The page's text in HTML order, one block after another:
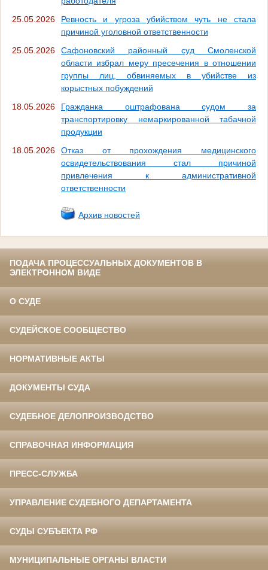
25.05.2026
Ревность и угроза убийством чуть не стала
причиной уголовной ответственности
25.05.2026
Сафоновский районный суд Смоленской
области избрал меру пресечения в отношении
группы лиц, обвиняемых в убийстве из
корыстных побуждений
18.05.2026
Гражданка оштрафована судом за
транспортировку немаркированной табачной
продукции
18.05.2026
Отказ от прохождения медицинского
освидетельствования стал причиной
привлечения к административной
ответственности
Архив новостей
ПОДАЧА ПРОЦЕССУАЛЬНЫХ ДОКУМЕНТОВ В
ЭЛЕКТРОННОМ ВИДЕ
О СУДЕ
СУДЕЙСКОЕ СООБЩЕСТВО
НОРМАТИВНЫЕ АКТЫ
ДОКУМЕНТЫ СУДА
СУДЕБНОЕ ДЕЛОПРОИЗВОДСТВО
СПРАВОЧНАЯ ИНФОРМАЦИЯ
ПРЕСС-СЛУЖБА
УПРАВЛЕНИЕ СУДЕБНОГО ДЕПАРТАМЕНТА
СУДЫ СУБЪЕКТА РФ
МУНИЦИПАЛЬНЫЕ ОРГАНЫ ВЛАСТИ